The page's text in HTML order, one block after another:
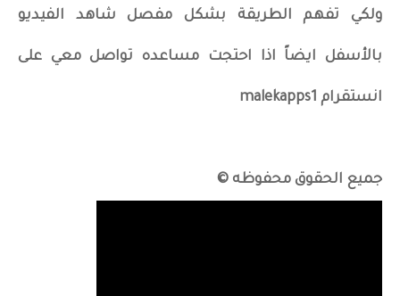
ولكي تفهم الطريقة بشكل مفصل شاهد الفيديو
بالأسفل ايضاً اذا احتجت مساعده تواصل معي على
انستقرام malekapps1
جميع الحقوق محفوظه ©